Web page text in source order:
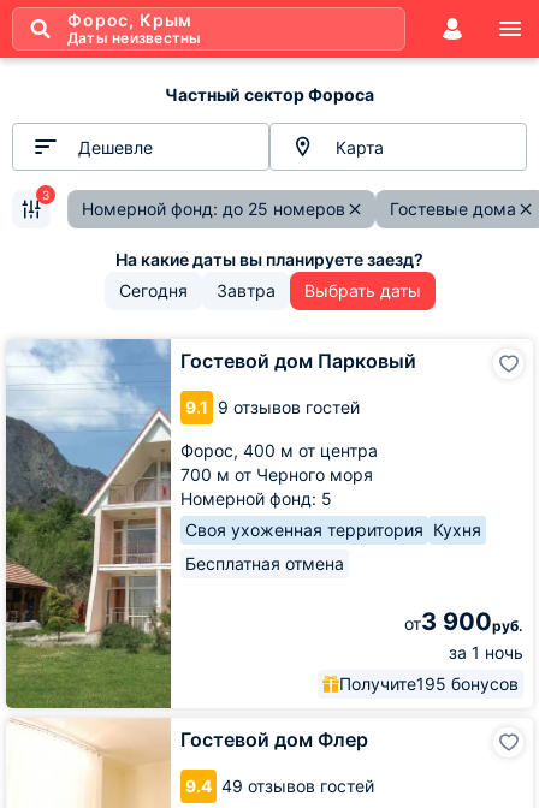
Форос, Крым
Даты неизвестны
Частный сектор Фороса
Дешевле Карта
Номерной фонд: до 25 номеров Гостевые дома
3
Сегодня Завтра Выбрать даты
Гостевой дом Парковый
9.1 9 отзывов гостей
Форос, 400 м от центра
700 м от Черного моря
Номерной фонд: 5
Своя ухоженная территория Кухня
Бесплатная отмена
от3 900руб.
за 1 ночь
Получите195 бонусов
Гостевой
дом
Парковый
Гостевой дом Флер
9.4 49 отзывов гостей
Гостевой